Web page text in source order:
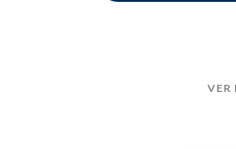
VER